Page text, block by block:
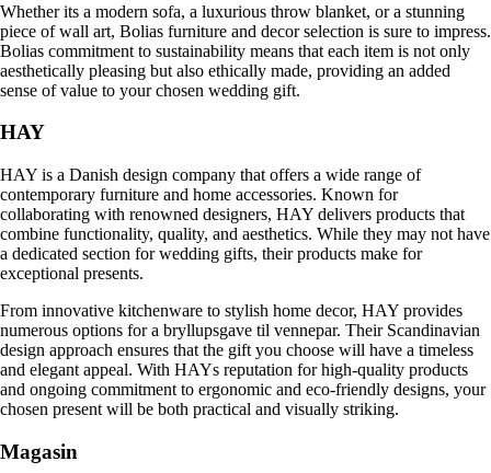
Whether its a modern sofa, a luxurious throw blanket, or a stunning
piece of wall art, Bolias furniture and decor selection is sure to impress.
Bolias commitment to sustainability means that each item is not only
aesthetically pleasing but also ethically made, providing an added
sense of value to your chosen wedding gift.
HAY
HAY is a Danish design company that offers a wide range of
contemporary furniture and home accessories. Known for
collaborating with renowned designers, HAY delivers products that
combine functionality, quality, and aesthetics. While they may not have
a dedicated section for wedding gifts, their products make for
exceptional presents.
From innovative kitchenware to stylish home decor, HAY provides
numerous options for a bryllupsgave til vennepar. Their Scandinavian
design approach ensures that the gift you choose will have a timeless
and elegant appeal. With HAYs reputation for high-quality products
and ongoing commitment to ergonomic and eco-friendly designs, your
chosen present will be both practical and visually striking.
Magasin